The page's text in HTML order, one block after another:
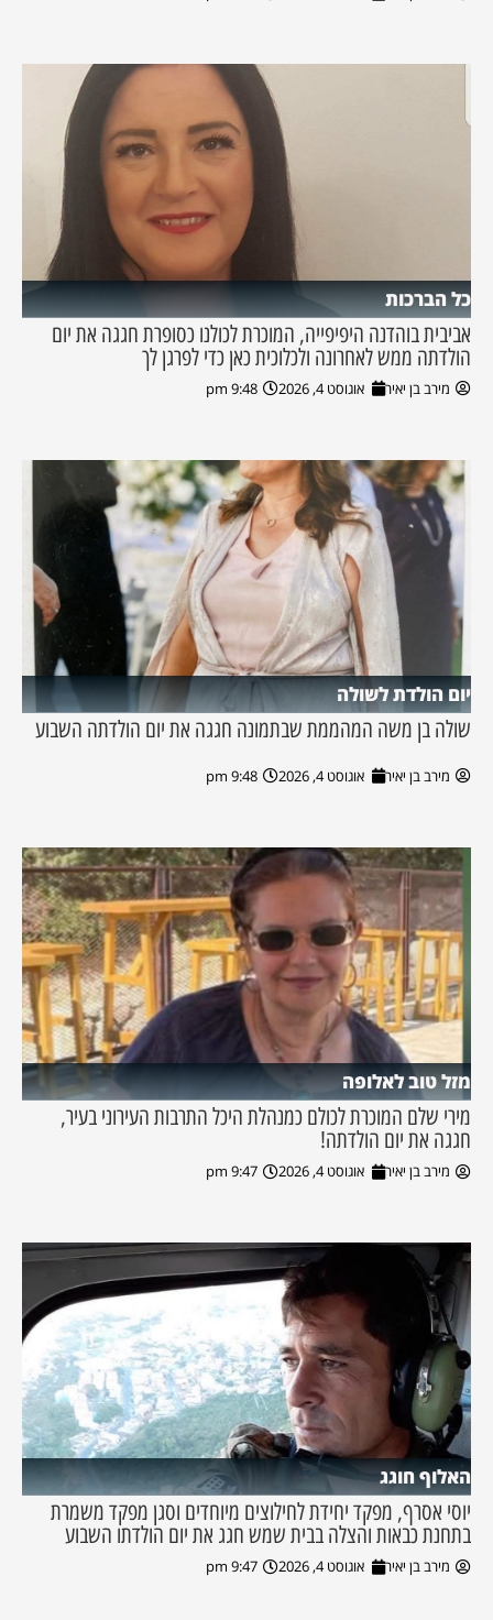
כל הברכות
אביבית בוהדנה היפיפייה, המוכרת לכולנו כסופרת חגגה את יום
הולדתה ממש לאחרונה ולכלוכית כאן כדי לפרגן לך
מירב בן יאיר אוגוסט 4, 2026 9:48 pm
יום הולדת לשולה
שולה בן משה המהממת שבתמונה חגגה את יום הולדתה השבוע
מירב בן יאיר אוגוסט 4, 2026 9:48 pm
מזל טוב לאלופה
מירי שלם המוכרת לכולם כמנהלת היכל התרבות העירוני בעיר,
חגגה את יום הולדתה!
מירב בן יאיר אוגוסט 4, 2026 9:47 pm
האלוף חוגג
יוסי אסרף, מפקד יחידת לחילוצים מיוחדים וסגן מפקד משמרת
בתחנת כבאות והצלה בבית שמש חגג את יום הולדתו השבוע
מירב בן יאיר אוגוסט 4, 2026 9:47 pm